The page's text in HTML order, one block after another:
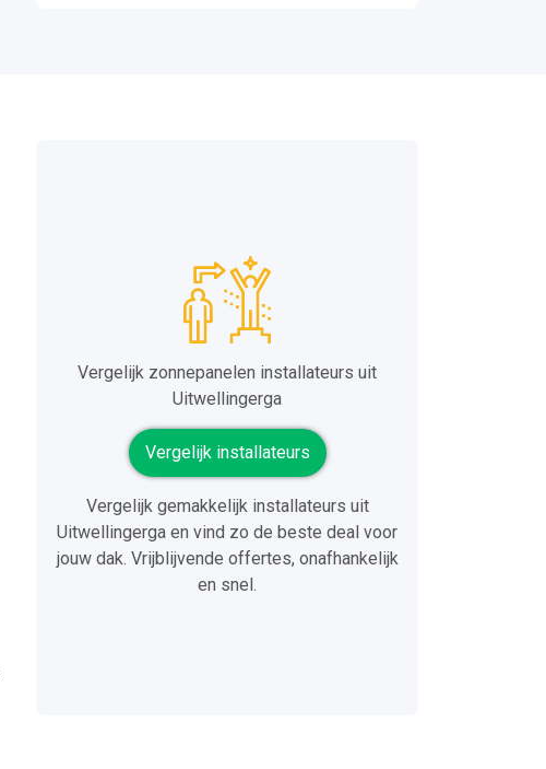
Vergelijk zonnepanelen installateurs uit
Uitwellingerga
Vergelijk installateurs
Vergelijk gemakkelijk installateurs uit
Uitwellingerga en vind zo de beste deal voor
jouw dak. Vrijblijvende offertes, onafhankelijk
en snel.